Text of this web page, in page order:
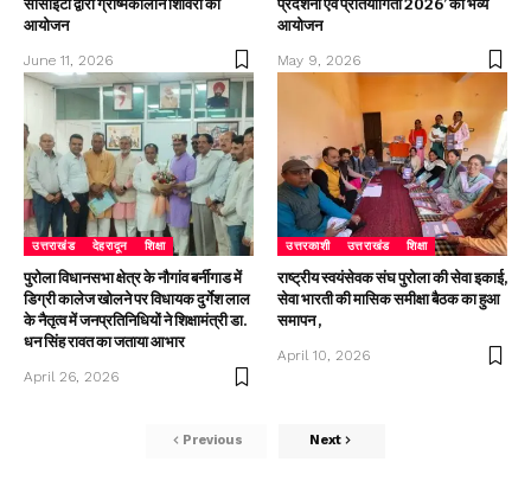
सोसाइटी द्वारा ग्रीष्मकालीन शिविरों का
आयोजन
June 11, 2026
प्रदर्शनी एवं प्रतियोगिता 2026’ का भव्य
आयोजन
May 9, 2026
उत्तराखंड देहरादून शिक्षा
पुरोला विधानसभा क्षेत्र के नौगांव बर्नीगाड में
डिग्री कालेज खोलने पर विधायक दुर्गेश लाल
के नैतृत्व में जनप्रतिनिधियों ने शिक्षामंत्री डा.
धन सिंह रावत का जताया आभार
April 26, 2026
उत्तरकाशी उत्तराखंड शिक्षा
राष्ट्रीय स्वयंसेवक संघ पुरोला की सेवा इकाई,
सेवा भारती की मासिक समीक्षा बैठक का हुआ
समापन ,
April 10, 2026
Previous Next